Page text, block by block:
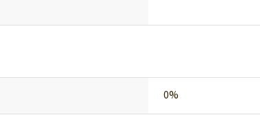
0%